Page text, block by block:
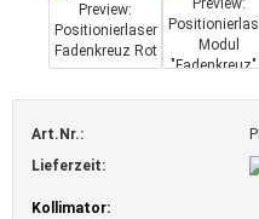
Art.Nr.:
Lieferzeit:
Kollimator: